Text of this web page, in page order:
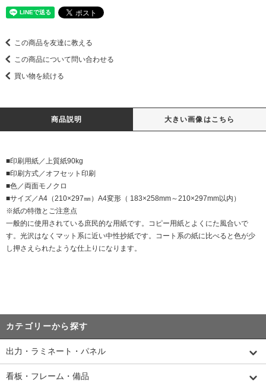
この商品を友達に教える
この商品について問い合わせる
買い物を続ける
商品説明 大きい画像はこちら
■印刷用紙／上質紙90kg
■印刷方式／オフセット印刷
■色／両面モノクロ
■サイズ／A4（210×297㎜）A4変形（ 183×258mm～210×297mm以内）
※紙の特徴とご注意点
一般的に使用されている庶民的な用紙です。コピー用紙とよくにた風合いで
す。光沢はなくマット系に近い中性抄紙です。コート系の紙に比べると色が少
し押さえられたような仕上りになります。
カテゴリーから探す
出力・ラミネート・パネル
看板・フレーム・備品